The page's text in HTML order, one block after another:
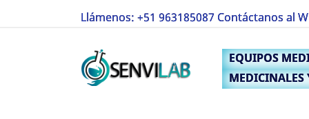
Llámenos: +51 963185087 Contáctanos al
EQUIPOS
MEDICINALES